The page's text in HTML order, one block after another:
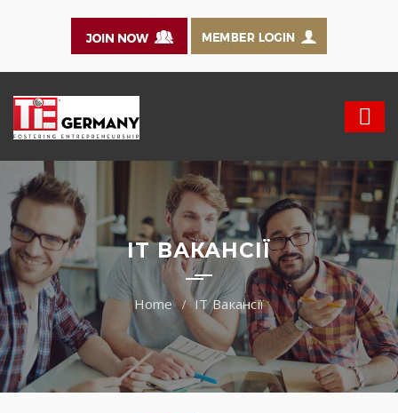
IT ВАКАНСІЇ
IT Вакансії